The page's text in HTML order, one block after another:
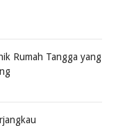
Rumah Tangga yang